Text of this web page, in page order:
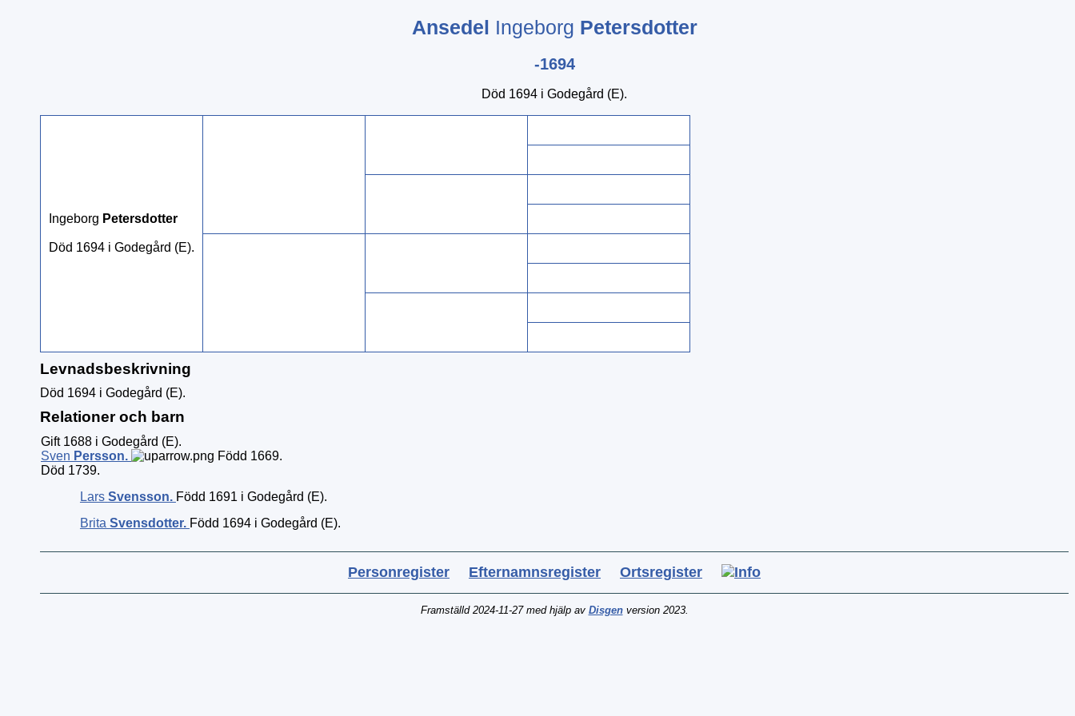
Ansedel Ingeborg Petersdotter
-1694
Död 1694 i Godegård (E).
Ingeborg Petersdotter
Död 1694 i Godegård (E).
Levnadsbeskrivning
Död 1694 i Godegård (E).
Relationer och barn
Gift 1688 i Godegård (E).
Sven Persson.
Född 1669.
Död 1739.
Lars Svensson. Född 1691 i Godegård (E).
Brita Svensdotter. Född 1694 i Godegård (E).
Personregister Efternamnsregister Ortsregister
Framställd 2024-11-27 med hjälp av Disgenversion 2023.